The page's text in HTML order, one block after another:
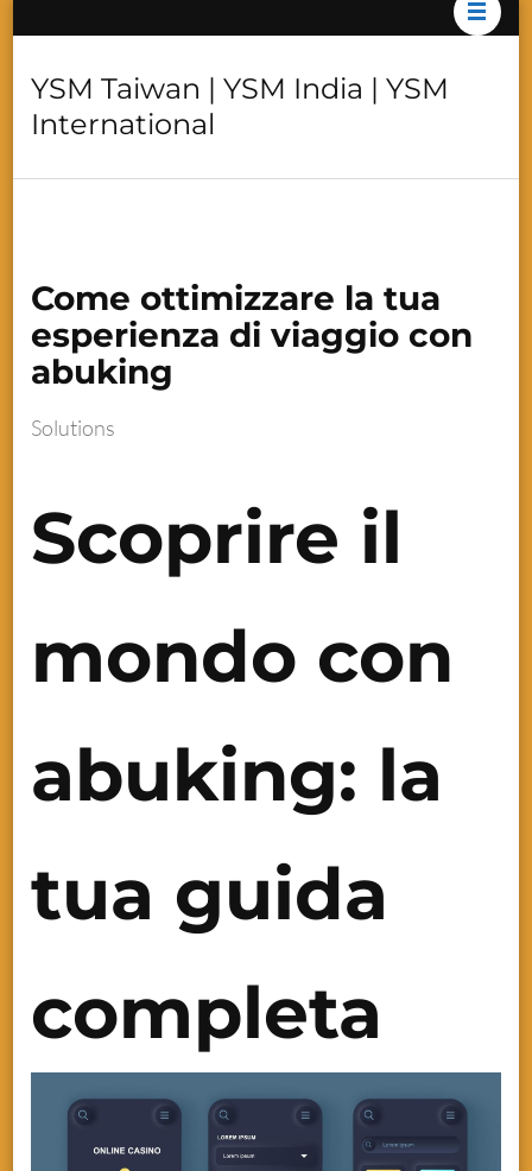
YSM Taiwan | YSM India | YSM
International
Come ottimizzare la tua
esperienza di viaggio con
abuking
Solutions
Scoprire il
mondo con
abuking: la
tua guida
completa